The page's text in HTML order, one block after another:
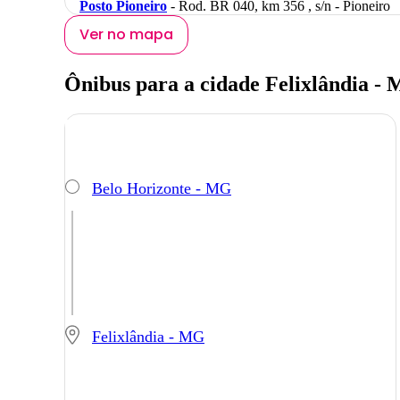
Posto Pioneiro - Rod. BR 040, km 356 , s/n - Pioneiro
Ver no mapa
Ônibus para a cidade Felixlândia -
Belo Horizonte - MG
Felixlândia - MG